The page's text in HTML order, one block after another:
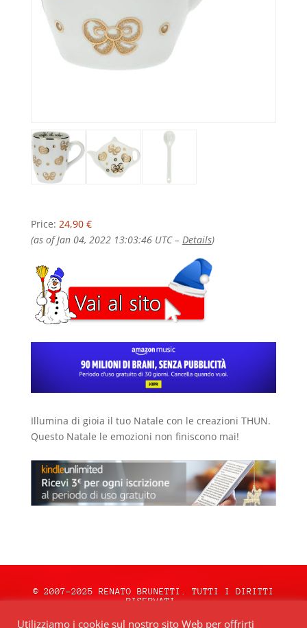
Price: 24,90 €
(as of Jan 04, 2022 13:03:46 UTC – Details)
Illumina di gioia il tuo Natale con le creazioni THUN.
Questo Natale le emozioni non finiscono mai!
© 2007-2025 RENATO BRUNETTI. TUTTI I DIRITTI
RISERVATI.
natale.oceweb.it è ospitato da: OCEWeb
Utilizziamo i cookie sul nostro sito Web per offrirti